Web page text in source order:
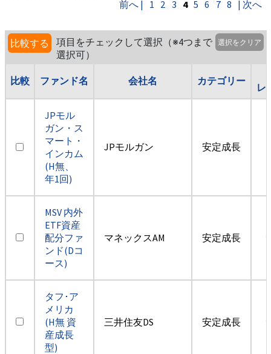
前へ | 1 2 3 4 5 6 7 8 | 次へ
比較する
項目をチェックして選択（※4つまで
選択可）
選択をクリア
比較 ファンド名 会社名 カテゴリー
レ
JPモル
ガン・ス
マート・
インカム
(H無、
年1回)
JPモルガン 安定成長
MSV 内外
ETF資産
配分ファ
ンド(Dコ
ース)
マネックスAM 安定成長
タフ･ア
メリカ
(H無 資
産成長
型)
三井住友DS 安定成長